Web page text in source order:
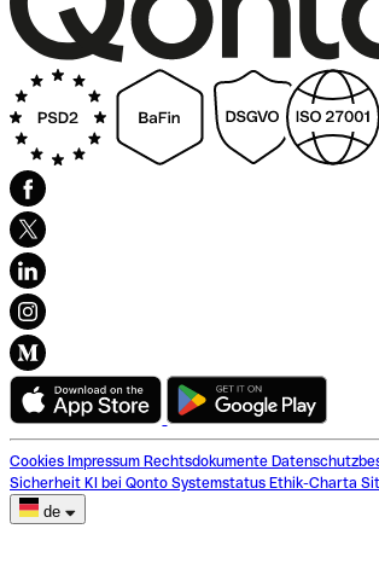
Cookies Impressum Rechtsdokumente
Sicherheit KI bei Qonto Systemstatus Ethik-Charta
de